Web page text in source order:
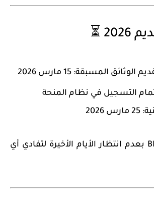
⏳
المسبقة: 15 مارس 2026
التسجيل في نظام المنحة
2026
بعدم انتظار الأيام الأخيرة لتفادي أي